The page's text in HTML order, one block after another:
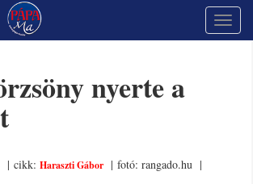
nyerte a
| cikk: Haraszti Gábor | fotó: rangado.hu |